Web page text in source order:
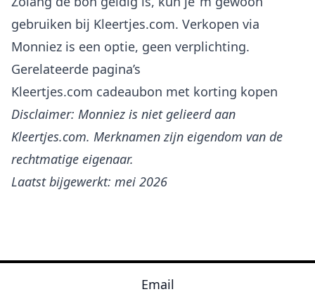
gebruiken bij Kleertjes.com. Verkopen via
Monniez is een optie, geen verplichting.
Gerelateerde pagina’s
Kleertjes.com cadeaubon met korting kopen
Disclaimer: Monniez is niet gelieerd aan
Kleertjes.com. Merknamen zijn eigendom van de
rechtmatige eigenaar.
Laatst bijgewerkt: mei 2026
Email